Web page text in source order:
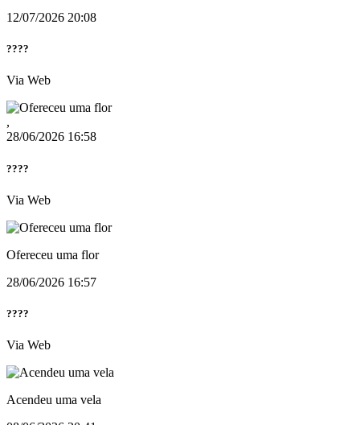
12/07/2026 20:08
????
Via Web
,
28/06/2026 16:58
????
Via Web
Ofereceu uma flor
28/06/2026 16:57
????
Via Web
Acendeu uma vela